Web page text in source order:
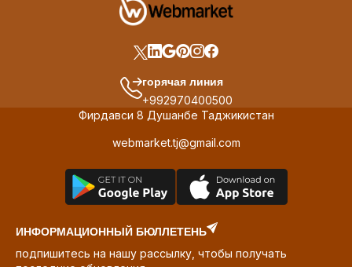
горячая линия
+992970400500
Фирдавси 8 Душанбе Таджикистан
webmarket.tj@gmail.com
ИНФОРМАЦИОННЫЙ БЮЛЛЕТЕНЬ
подпишитесь на нашу рассылку, чтобы получать